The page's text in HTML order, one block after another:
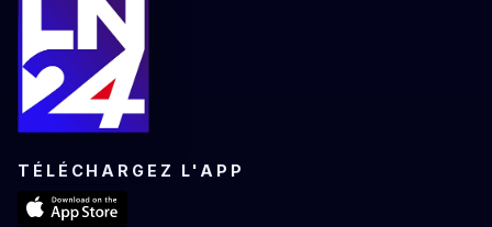
TÉLÉCHARGEZ L'APP